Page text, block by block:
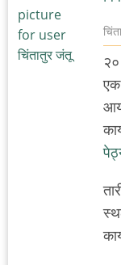
२०
एक